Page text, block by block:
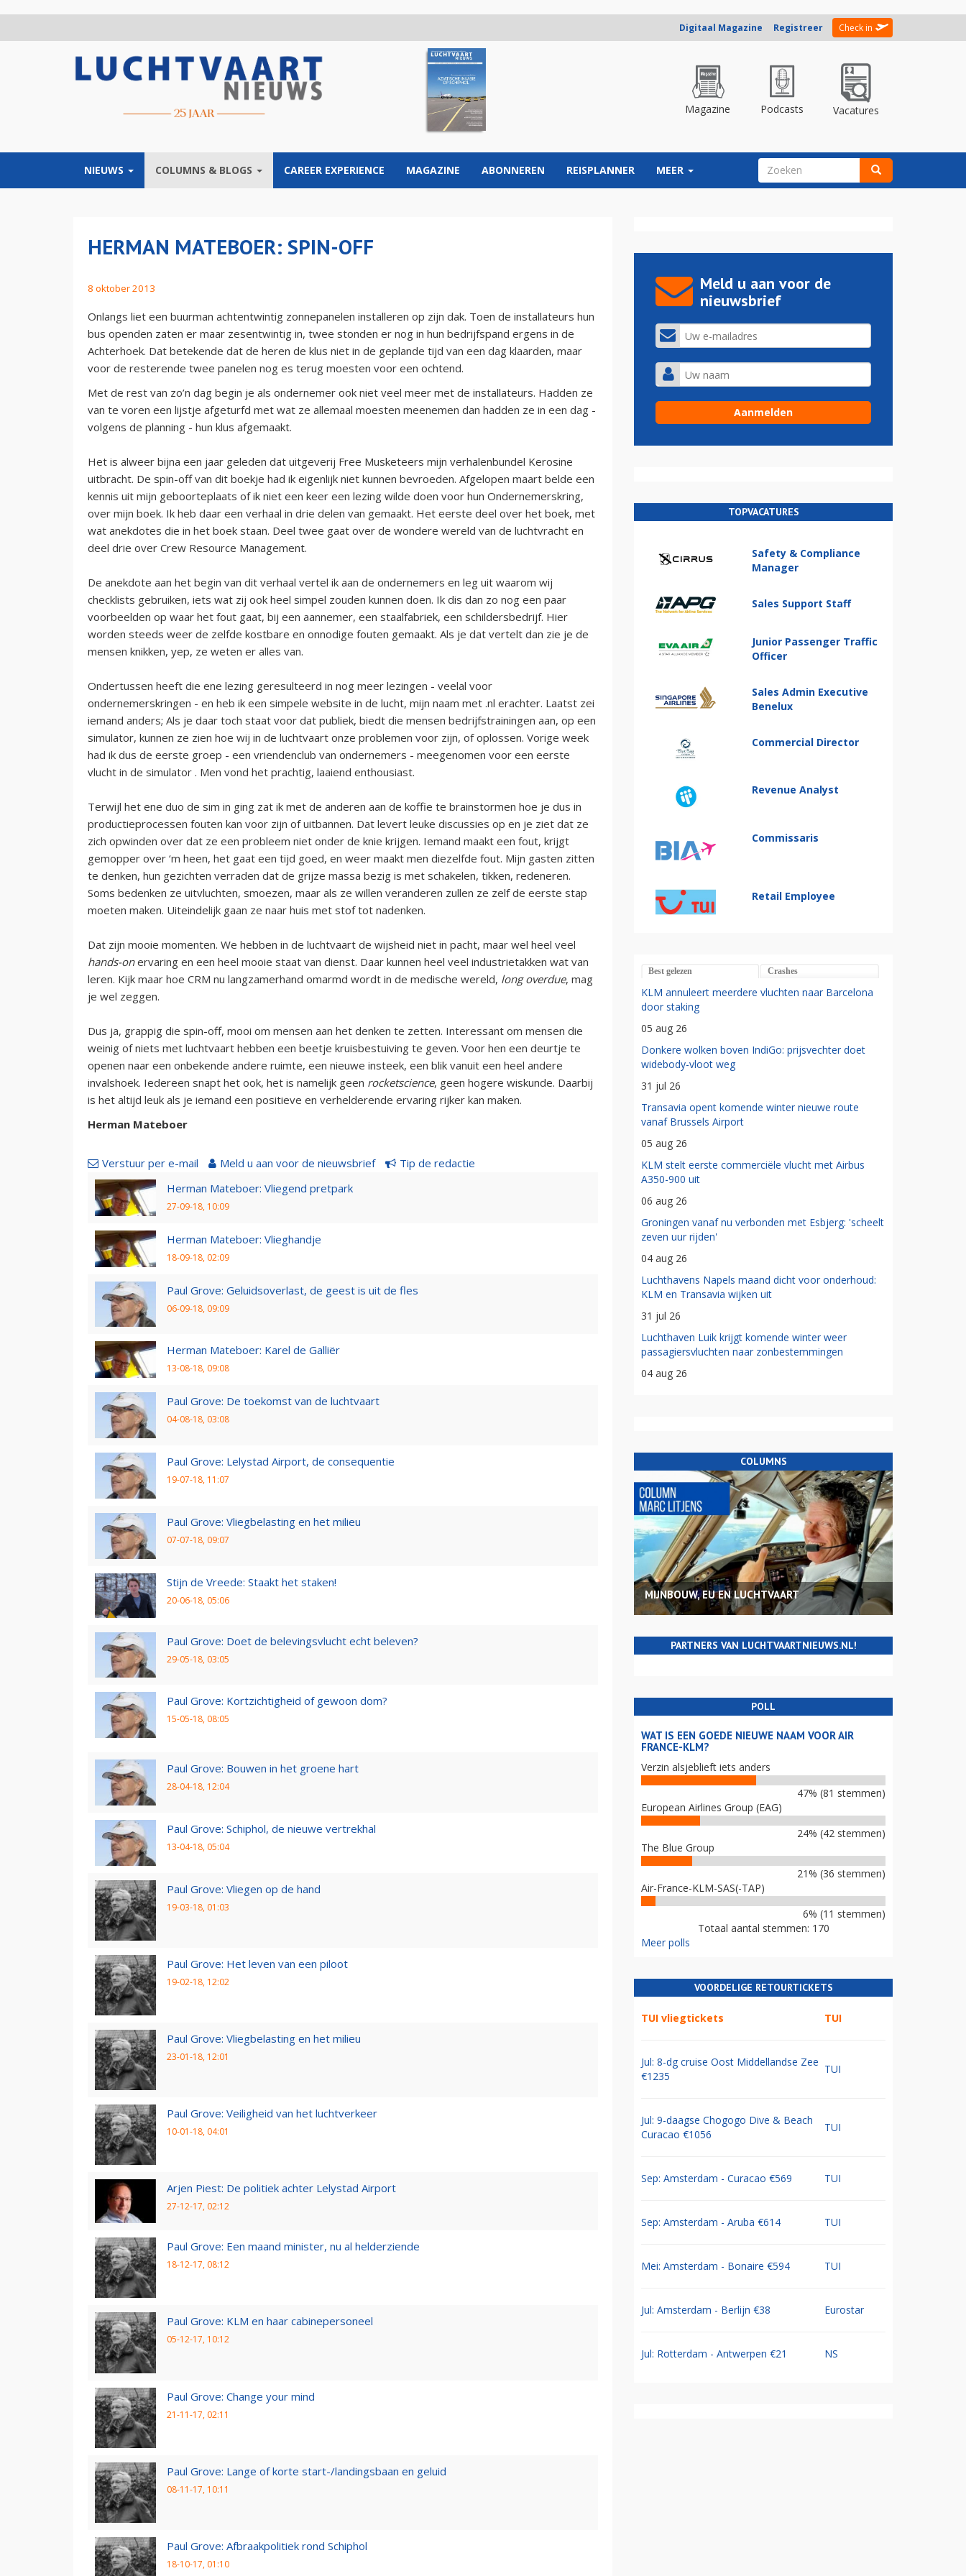
Digitaal Magazine Registreer Check in
Magazine Podcasts Vacatures
NIEUWS COLUMNS & BLOGS CAREER EXPERIENCE MAGAZINE ABONNEREN REISPLANNER MEER ZOEKVELD
HERMAN MATEBOER: SPIN-OFF
8 oktober 2013
Onlangs liet een buurman achtentwintig zonnepanelen installeren op zijn dak. Toen de installateurs hun
bus openden zaten er maar zesentwintig in, twee stonden er nog in hun bedrijfspand ergens in de
Achterhoek. Dat betekende dat de heren de klus niet in de geplande tijd van een dag klaarden, maar
voor de resterende twee panelen nog es terug moesten voor een ochtend.
Met de rest van zo’n dag begin je als ondernemer ook niet veel meer met de installateurs. Hadden ze
van te voren een lijstje afgeturfd met wat ze allemaal moesten meenemen dan hadden ze in een dag -
volgens de planning - hun klus afgemaakt.
Het is alweer bijna een jaar geleden dat uitgeverij Free Musketeers mijn verhalenbundel Kerosine
uitbracht. De spin-off van dit boekje had ik eigenlijk niet kunnen bevroeden. Afgelopen maart belde een
kennis uit mijn geboorteplaats of ik niet een keer een lezing wilde doen voor hun Ondernemerskring,
over mijn boek. Ik heb daar een verhaal in drie delen van gemaakt. Het eerste deel over het boek, met
wat anekdotes die in het boek staan. Deel twee gaat over de wondere wereld van de luchtvracht en
deel drie over Crew Resource Management.
De anekdote aan het begin van dit verhaal vertel ik aan de ondernemers en leg uit waarom wij
checklists gebruiken, iets wat zij ook heel simpel zouden kunnen doen. Ik dis dan zo nog een paar
voorbeelden op waar het fout gaat, bij een aannemer, een staalfabriek, een schildersbedrijf. Hier
worden steeds weer de zelfde kostbare en onnodige fouten gemaakt. Als je dat vertelt dan zie je de
mensen knikken, yep, ze weten er alles van.
Ondertussen heeft die ene lezing geresulteerd in nog meer lezingen - veelal voor
ondernemerskringen - en heb ik een simpele website in de lucht, mijn naam met .nl erachter. Laatst zei
iemand anders; Als je daar toch staat voor dat publiek, biedt die mensen bedrijfstrainingen aan, op een
simulator, kunnen ze zien hoe wij in de luchtvaart onze problemen voor zijn, of oplossen. Vorige week
had ik dus de eerste groep - een vriendenclub van ondernemers - meegenomen voor een eerste
vlucht in de simulator . Men vond het prachtig, laaiend enthousiast.
Terwijl het ene duo de sim in ging zat ik met de anderen aan de koffie te brainstormen hoe je dus in
productieprocessen fouten kan voor zijn of uitbannen. Dat levert leuke discussies op en je ziet dat ze
zich opwinden over dat ze een probleem niet onder de knie krijgen. Iemand maakt een fout, krijgt
gemopper over ‘m heen, het gaat een tijd goed, en weer maakt men diezelfde fout. Mijn gasten zitten
te denken, hun gezichten verraden dat de grijze massa bezig is met schakelen, tikken, redeneren.
Soms bedenken ze uitvluchten, smoezen, maar als ze willen veranderen zullen ze zelf de eerste stap
moeten maken. Uiteindelijk gaan ze naar huis met stof tot nadenken.
Dat zijn mooie momenten. We hebben in de luchtvaart de wijsheid niet in pacht, maar wel heel veel
hands-onervaring en een heel mooie staat van dienst. Daar kunnen heel veel industrietakken wat van
leren. Kijk maar hoe CRM nu langzamerhand omarmd wordt in de medische wereld, long overdue, mag
je wel zeggen.
Dus ja, grappig die spin-off, mooi om mensen aan het denken te zetten. Interessant om mensen die
weinig of niets met luchtvaart hebben een beetje kruisbestuiving te geven. Voor hen een deurtje te
openen naar een onbekende andere ruimte, een nieuwe insteek, een blik vanuit een heel andere
invalshoek. Iedereen snapt het ook, het is namelijk geen rocketscience, geen hogere wiskunde. Daarbij
is het altijd leuk als je iemand een positieve en verhelderende ervaring rijker kan maken.
Herman Mateboer
Verstuur per e-mail Meld u aan voor de nieuwsbrief
Tip de redactie
Herman Mateboer: Vliegend pretpark
27-09-18, 10:09
Herman Mateboer: Vlieghandje
18-09-18, 02:09
Paul Grove: Geluidsoverlast, de geest is uit de fles
06-09-18, 09:09
Herman Mateboer: Karel de Galliër
13-08-18, 09:08
Paul Grove: De toekomst van de luchtvaart
04-08-18, 03:08
Paul Grove: Lelystad Airport, de consequentie
19-07-18, 11:07
Paul Grove: Vliegbelasting en het milieu
07-07-18, 09:07
Stijn de Vreede: Staakt het staken!
20-06-18, 05:06
Paul Grove: Doet de belevingsvlucht echt beleven?
29-05-18, 03:05
Paul Grove: Kortzichtigheid of gewoon dom?
15-05-18, 08:05
Paul Grove: Bouwen in het groene hart
28-04-18, 12:04
Paul Grove: Schiphol, de nieuwe vertrekhal
13-04-18, 05:04
Paul Grove: Vliegen op de hand
19-03-18, 01:03
Paul Grove: Het leven van een piloot
19-02-18, 12:02
Paul Grove: Vliegbelasting en het milieu
23-01-18, 12:01
Paul Grove: Veiligheid van het luchtverkeer
10-01-18, 04:01
Arjen Piest: De politiek achter Lelystad Airport
27-12-17, 02:12
Paul Grove: Een maand minister, nu al helderziende
18-12-17, 08:12
Paul Grove: KLM en haar cabinepersoneel
05-12-17, 10:12
Paul Grove: Change your mind
21-11-17, 02:11
Paul Grove: Lange of korte start-/landingsbaan en geluid
08-11-17, 10:11
Paul Grove: Afbraakpolitiek rond Schiphol
18-10-17, 01:10
Meld u aan voor de
nieuwsbrief
TOPVACATURES
Safety & Compliance
Manager
Sales Support Staff
Junior Passenger Traffic
Officer
Sales Admin Executive
Benelux
Commercial Director
Revenue Analyst
Commissaris
Retail Employee
Best gelezen Crashes
KLM annuleert meerdere vluchten naar Barcelona
door staking
05 aug 26
Donkere wolken boven IndiGo: prijsvechter doet
widebody-vloot weg
31 jul 26
Transavia opent komende winter nieuwe route
vanaf Brussels Airport
05 aug 26
KLM stelt eerste commerciële vlucht met Airbus
A350-900 uit
06 aug 26
Groningen vanaf nu verbonden met Esbjerg: 'scheelt
zeven uur rijden'
04 aug 26
Luchthavens Napels maand dicht voor onderhoud:
KLM en Transavia wijken uit
31 jul 26
Luchthaven Luik krijgt komende winter weer
passagiersvluchten naar zonbestemmingen
04 aug 26
COLUMNS
MIJNBOUW, EU EN LUCHTVAART
PARTNERS VAN LUCHTVAARTNIEUWS.NL!
POLL
WAT IS EEN GOEDE NIEUWE NAAM VOOR AIR
FRANCE-KLM?
Verzin alsjeblieft iets anders
47% (81 stemmen)
European Airlines Group (EAG)
24% (42 stemmen)
The Blue Group
21% (36 stemmen)
Air-France-KLM-SAS(-TAP)
6% (11 stemmen)
Totaal aantal stemmen: 170
Meer polls
VOORDELIGE RETOURTICKETS
TUI vliegtickets TUI
Jul: 8-dg cruise Oost Middellandse Zee
€1235
TUI
Jul: 9-daagse Chogogo Dive & Beach
Curacao €1056
TUI
Sep: Amsterdam - Curacao €569 TUI
Sep: Amsterdam - Aruba €614 TUI
Mei: Amsterdam - Bonaire €594 TUI
Jul: Amsterdam - Berlijn €38 Eurostar
Jul: Rotterdam - Antwerpen €21 NS